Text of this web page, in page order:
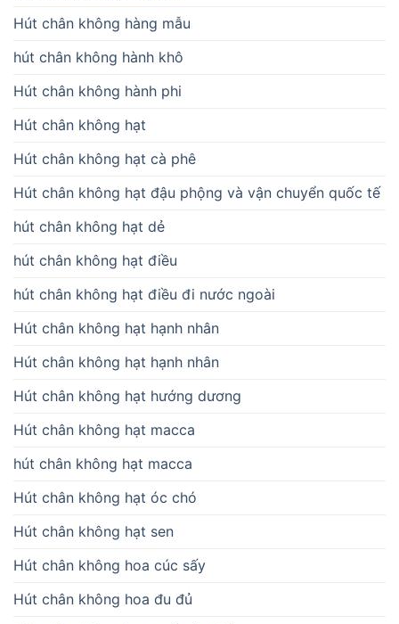
Hút chân không hàng mẫu
hút chân không hành khô
Hút chân không hành phi
Hút chân không hạt
Hút chân không hạt cà phê
Hút chân không hạt đậu phộng và vận chuyển quốc tế
hút chân không hạt dẻ
hút chân không hạt điều
hút chân không hạt điều đi nước ngoài
Hút chân không hạt hạnh nhân
Hút chân không hạt hạnh nhân
Hút chân không hạt hướng dương
Hút chân không hạt macca
hút chân không hạt macca
Hút chân không hạt óc chó
Hút chân không hạt sen
Hút chân không hoa cúc sấy
Hút chân không hoa đu đủ